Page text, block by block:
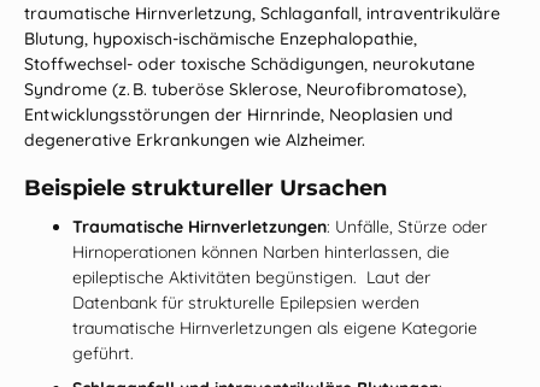
traumatische Hirnverletzung, Schlaganfall, intraventrikuläre
Blutung, hypoxisch‑ischämische Enzephalopathie,
Stoffwechsel‑ oder toxische Schädigungen, neurokutane
Syndrome (z. B. tuberöse Sklerose, Neurofibromatose),
Entwicklungsstörungen der Hirnrinde, Neoplasien und
degenerative Erkrankungen wie Alzheimer.
Beispiele struktureller Ursachen
Traumatische Hirnverletzungen: Unfälle, Stürze oder
Hirnoperationen können Narben hinterlassen, die
epileptische Aktivitäten begünstigen. Laut der
Datenbank für strukturelle Epilepsien werden
traumatische Hirnverletzungen als eigene Kategorie
geführt.